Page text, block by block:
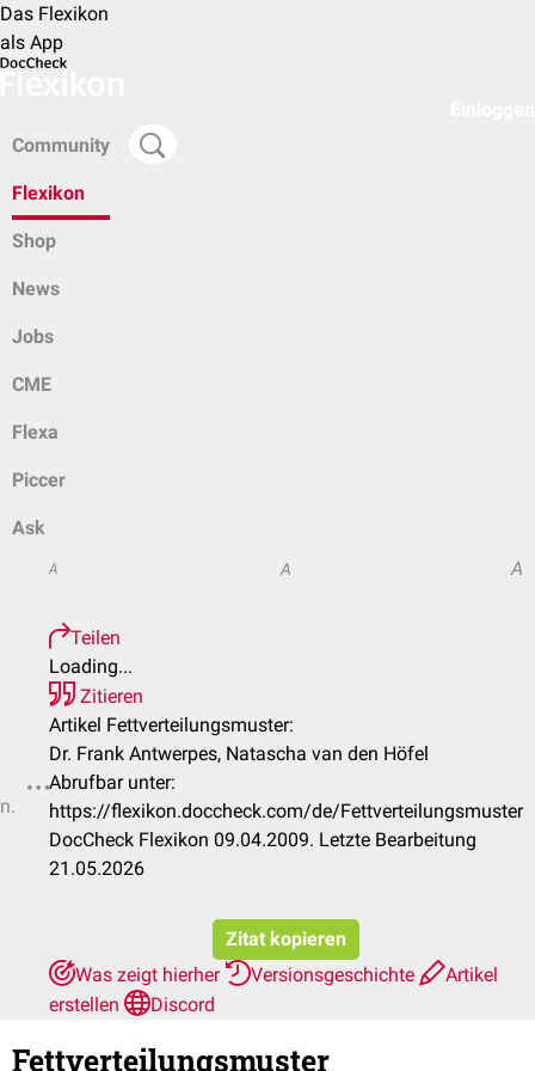
Das Flexikon
als App
Community
Flexikon
Shop
News
Jobs
CME
Flexa
Piccer
Ask
A A A
Teilen
Loading...
Zitieren
Artikel Fettverteilungsmuster:
Dr. Frank Antwerpes, Natascha van den Höfel
Abrufbar unter:
https://flexikon.doccheck.com/de/Fettverteilungsmuster
DocCheck Flexikon 09.04.2009. Letzte Bearbeitung
21.05.2026
Zitat kopieren
Was zeigt hierher
Versionsgeschichte
Artikel
erstellen
Discord
Fettverteilungsmuster